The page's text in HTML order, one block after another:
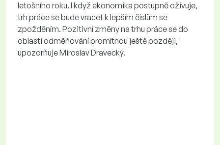
letošního roku. I když ekonomika postupně oživuje,
trh práce se bude vracet k lepším číslům se
zpožděním. Pozitivní změny na trhu práce se do
oblasti odměňování promítnou ještě později,"
upozorňuje Miroslav Dravecký.